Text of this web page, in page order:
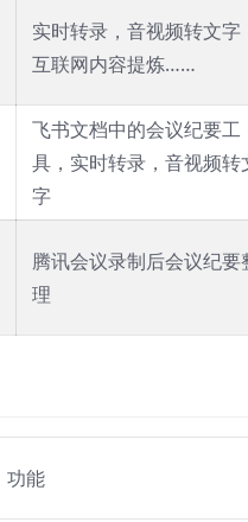
实时转录，音视频转文字
互联网内容提炼……
飞书文档中的会议纪要工
具，实时转录，音视频转
字
腾讯会议录制后会议纪要
理
功能